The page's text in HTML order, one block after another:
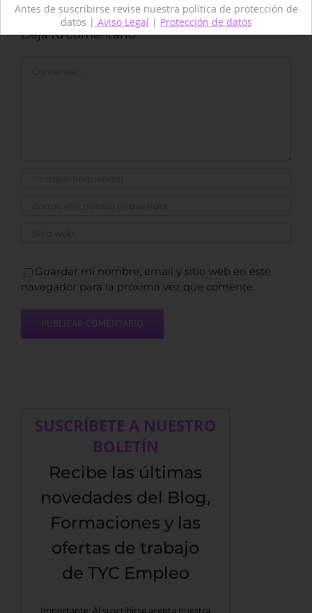
Deja tu comentario
Guardar mi nombre, email y sitio web en este
navegador para la próxima vez que comente.
SUSCRÍBETE A NUESTRO
BOLETÍN
Recibe las últimas
novedades del Blog,
Formaciones y las
ofertas de trabajo
de TYC Empleo
Antes de suscribirse revise nuestra política de protección de
datos | Aviso Legal | Protección de datos